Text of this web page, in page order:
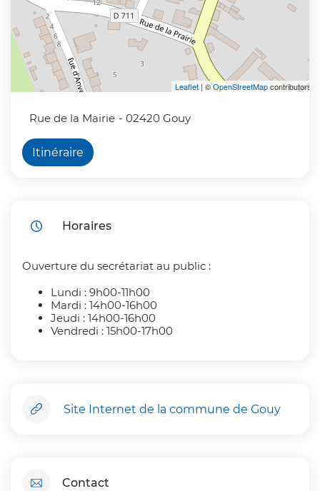
Leaflet | ©OpenStreetMapcontributors
Rue de la Mairie - 02420 Gouy
Itinéraire
Horaires
Ouverture du secrétariat au public :
Lundi : 9h00-11h00
Mardi : 14h00-16h00
Jeudi : 14h00-16h00
Vendredi : 15h00-17h00
Site Internet de la commune de Gouy
Contact